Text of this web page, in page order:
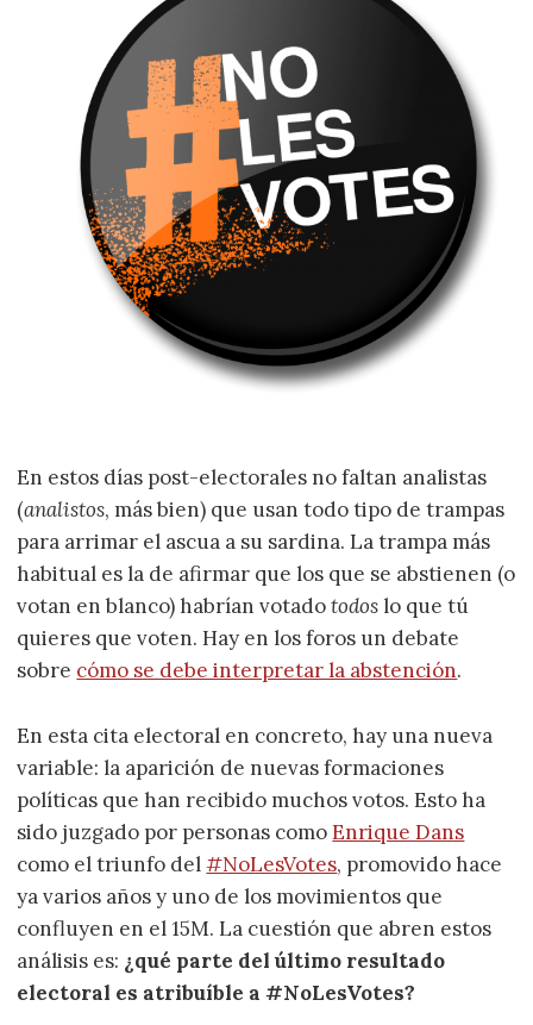
En estos días post-electorales no faltan analistas
(analistos, más bien) que usan todo tipo de trampas
para arrimar el ascua a su sardina. La trampa más
habitual es la de afirmar que los que se abstienen (o
votan en blanco) habrían votadotodoslo que tú
quieres que voten. Hay en los foros un debate
sobre cómo se debe interpretar la abstención.
En esta cita electoral en concreto, hay una nueva
variable: la aparición de nuevas formaciones
políticas que han recibido muchos votos. Esto ha
sido juzgado por personas comoEnrique Dans
como el triunfo del#NoLesVotes, promovido hace
ya varios años y uno de los movimientos que
confluyen en el 15M. La cuestión que abren estos
análisis es: ¿qué parte del último resultado
electoral es atribuíble a #NoLesVotes?